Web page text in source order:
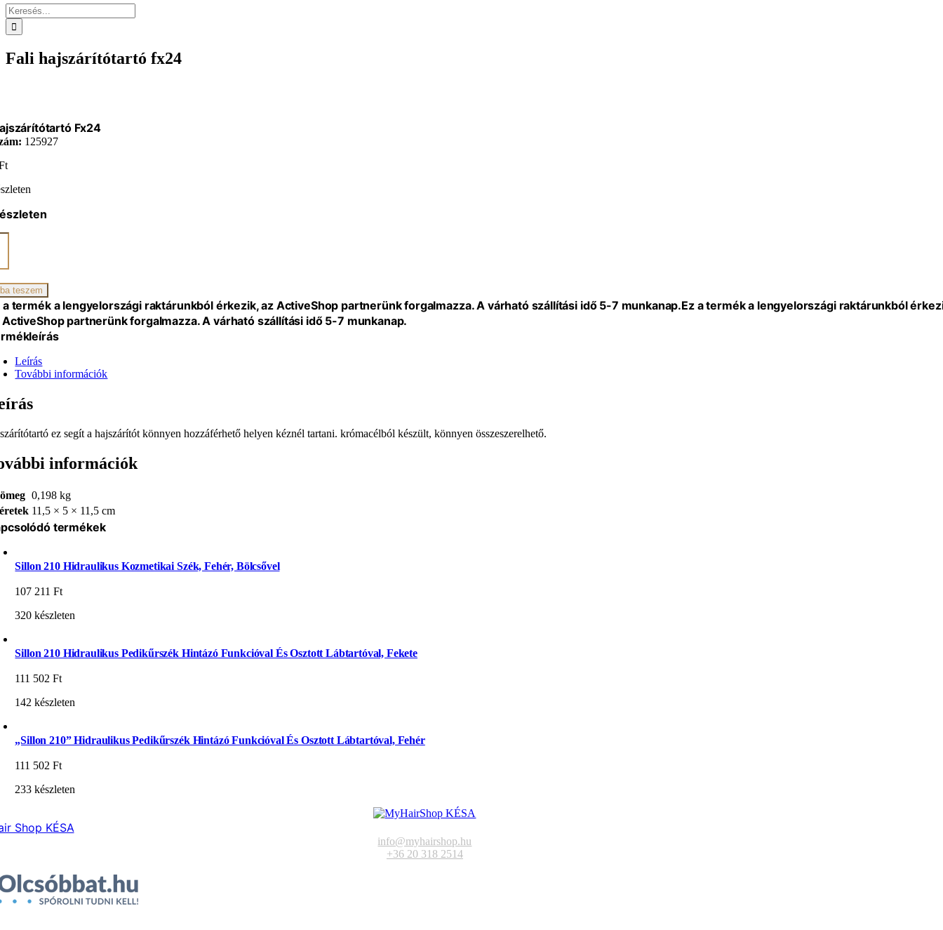
Keresés...
Fali hajszárítótartó fx24
Fx24
125927
teszem
a termék a lengyelországi raktárunkból érkezik, az ActiveShop partnerünk forgalmazza. A várható szállítási idő 5-7 munkanap.Ez a termék a lengyelországi raktárunkból
ActiveShop partnerünk forgalmazza. A várható szállítási idő 5-7 munkanap.
Leírás
További információk
ez segít a hajszárítót könnyen hozzáférhető helyen kéznél tartani. krómacélból készült, könnyen összeszerelhető.
információk
0,198 kg
11,5 × 5 × 11,5 cm
termékek
Sillon 210 Hidraulikus Kozmetikai Szék, Fehér, Bölcsővel
107 211Ft
320 készleten
Sillon 210 Hidraulikus Pedikűrszék Hintázó Funkcióval És Osztott Lábtartóval, Fekete
111 502Ft
142 készleten
„Sillon 210” Hidraulikus Pedikűrszék Hintázó Funkcióval És Osztott Lábtartóval, Fehér
111 502Ft
233 készleten
Shop KÉSA
info@myhairshop.hu
+36 20 318 2514